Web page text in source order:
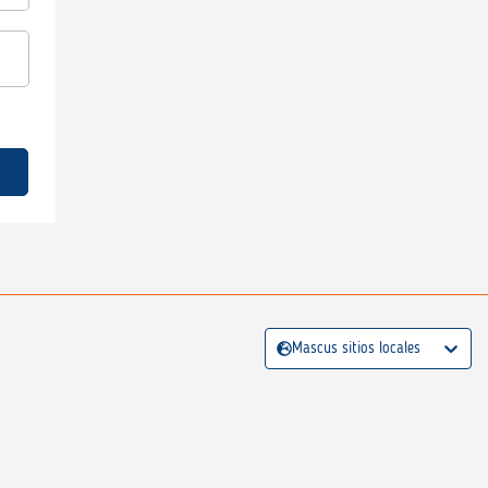
Mascus sitios locales